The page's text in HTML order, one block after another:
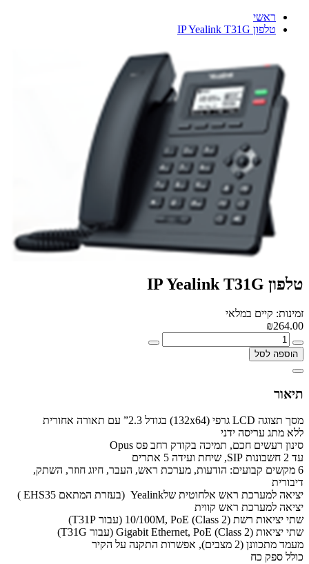
ראשי
טלפון IP Yealink T31G
טלפון IP Yealink T31G
זמינות: קיים במלאי
₪264.00
הוספה לסל
תיאור
מסך תצוגה LCD גרפי (132x64) בגודל 2.3” עם תאורה אחורית
ללא מתג עריסה ידני
סינון רעשים חכם, תמיכה בקודק רחב פס Opus
עד 2 חשבונות SIP, שיחת ועידה 5 אתרים
6 מקשים קבועים: הודעות, מערכת ראש, העבר, חיוג חוזר, השתק,
דיבורית
יציאה למערכת ראש אלחוטית שלYealink (בעזרת המתאם EHS35 )
יציאה למערכת ראש קווית
שתי יציאות רשת 10/100M, PoE (Class 2) (עבור T31P)
שתי יציאות Gigabit Ethernet, PoE (Class 2) (עבור T31G)
מעמד מתכוונן (2 מצבים), אפשרות התקנה על הקיר
כולל ספק כח